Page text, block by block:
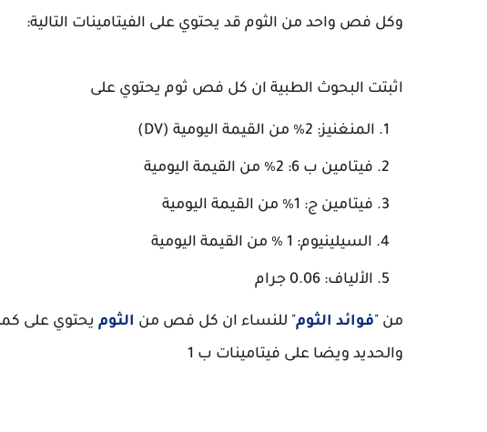
وكل فص واحد من الثوم قد يحتوي على الفيتامينات التالية:
اثبتت البحوث الطبية ان كل فص ثوم يحتوي على
المنغنيز: 2٪ من القيمة اليومية (DV)
فيتامين ب 6: 2٪ من القيمة اليومية
فيتامين ج: 1٪ من القيمة اليومية
السيلينيوم: 1 ٪ من القيمة اليومية
الألياف: 0.06 جرام
من "فوائد الثوم" للنساء ان كل فص من الثوم يحتوي على
والحديد ويضا على فيتامينات ب 1